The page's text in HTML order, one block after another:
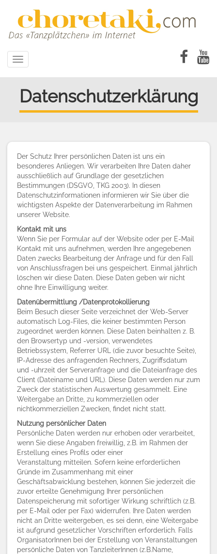
Toggle
navigation
Datenschutzerklärung
Der Schutz Ihrer persönlichen Daten ist uns ein
besonderes Anliegen. Wir verarbeiten Ihre Daten daher
ausschließlich auf Grundlage der gesetzlichen
Bestimmungen (DSGVO, TKG 2003). In diesen
Datenschutzinformationen informieren wir Sie über die
wichtigsten Aspekte der Datenverarbeitung im Rahmen
unserer Website.
Kontakt mit uns
Wenn Sie per Formular auf der Website oder per E-Mail
Kontakt mit uns aufnehmen, werden Ihre angegebenen
Daten zwecks Bearbeitung der Anfrage und für den Fall
von Anschlussfragen bei uns gespeichert. Einmal jährlich
löschen wir diese Daten. Diese Daten geben wir nicht
ohne Ihre Einwilligung weiter.
Datenübermittlung /Datenprotokollierung
Beim Besuch dieser Seite verzeichnet der Web-Server
automatisch Log-Files, die keiner bestimmten Person
zugeordnet werden können. Diese Daten beinhalten z. B.
den Browsertyp und -version, verwendetes
Betriebssystem, Referrer URL (die zuvor besuchte Seite),
IP-Adresse des anfragenden Rechners, Zugriffsdatum
und -uhrzeit der Serveranfrage und die Dateianfrage des
Client (Dateiname und URL). Diese Daten werden nur zum
Zweck der statistischen Auswertung gesammelt. Eine
Weitergabe an Dritte, zu kommerziellen oder
nichtkommerziellen Zwecken, findet nicht statt.
Nutzung persönlicher Daten
Persönliche Daten werden nur erhoben oder verarbeitet,
wenn Sie diese Angaben freiwillig, z.B. im Rahmen der
Erstellung eines Profils oder einer
Veranstaltung mitteilen. Sofern keine erforderlichen
Gründe im Zusammenhang mit einer
Geschäftsabwicklung bestehen, können Sie jederzeit die
zuvor erteilte Genehmigung Ihrer persönlichen
Datenspeicherung mit sofortiger Wirkung schriftlich (z.B.
per E-Mail oder per Fax) widerrufen. Ihre Daten werden
nicht an Dritte weitergeben, es sei denn, eine Weitergabe
ist aufgrund gesetzlicher Vorschriften erforderlich. Falls
OrganisatorInnen bei der Erstellung von Veranstaltungen
persönliche Daten von TanzleiterInnen (z.B.Name,